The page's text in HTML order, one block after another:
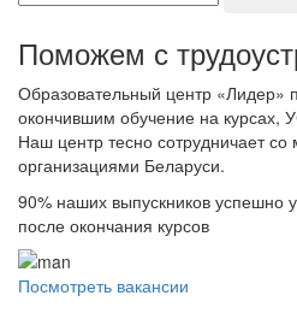
Поможем с
Образовательный центр «Лидер»
окончившим обучение на курсах,
Наш центр тесно сотрудничает
организациями Беларуси.
90% наших выпускников успешно
после окончания курсов
Посмотреть вакансии